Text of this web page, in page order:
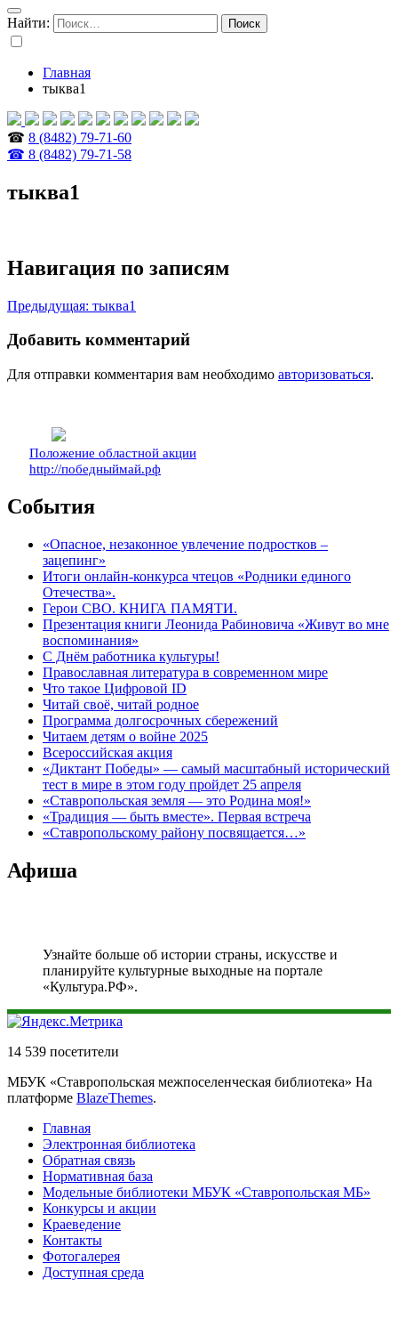
Найти:
Главная
тыква1
☎ 8 (8482) 79-71-60
☎ 8 (8482) 79-71-58
тыква1
Навигация по записям
Предыдущая: тыква1
Добавить комментарий
Для отправки комментария вам необходимо авторизоваться.
Положение областной акции
http://победныймай.рф
События
«Опасное, незаконное увлечение подростков –
зацепинг»
Итоги онлайн-конкурса чтецов «Родники единого
Отечества».
Герои СВО. КНИГА ПАМЯТИ.
Презентация книги Леонида Рабиновича «Живут во мне
воспоминания»
С Днём работника культуры!
Православная литература в современном мире
Что такое Цифровой ID
Читай своё, читай родное
Программа долгосрочных сбережений
Читаем детям о войне 2025
Всероссийская акция
«Диктант Победы» — самый масштабный исторический
тест в мире в этом году пройдет 25 апреля
«Ставропольская земля — это Родина моя!»
«Традиция — быть вместе». Первая встреча
«Ставропольскому району посвящается…»
Афиша
Узнайте больше об истории страны, искусстве и
планируйте культурные выходные на портале
«Культура.РФ».
14 539 посетители
МБУК «Ставропольская межпоселенческая библиотека» На
платформе BlazeThemes.
Главная
Электронная библиотека
Обратная связь
Нормативная база
Модельные библиотеки МБУК «Ставропольская МБ»
Конкурсы и акции
Краеведение
Контакты
Фотогалерея
Доступная среда